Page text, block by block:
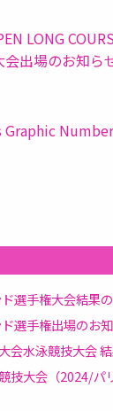
LONG
会出場のお知ら
Graphic
選手権大会結果
選手権出場のお
会水泳競技大会
技大会（2024/